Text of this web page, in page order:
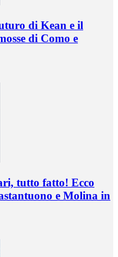
di Kean e il
di Como e
tutto fatto! Ecco
e Molina in